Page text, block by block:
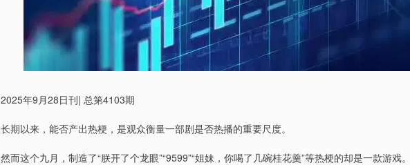
2025年9月28日刊| 总第4103期
长期以来，能否产出热梗，是观众衡量一部剧是否热播的重要尺度。
然而这个九月，制造了“朕开了个龙眼”“9599”“姐妹，你喝了几碗桂花羹”等热梗的却是一款游戏。